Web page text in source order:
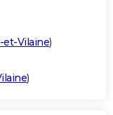
et-Vilaine)
)